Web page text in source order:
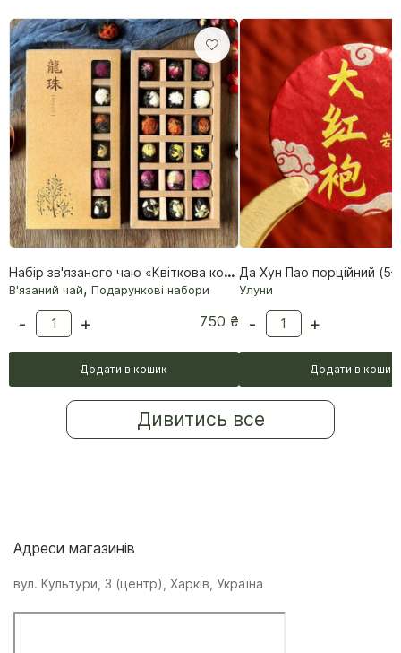
Набір зв'язаного чаю «Квіткова колекція» (18 кульок)
В'язаний чай, Подарункові набори
750 ₴
- +
Додати в кошик
Да Хун Пао порційний
Улуни
- +
Додати в кошик
Дивитись все
Адреси магазинів
вул. Культури, 3 (центр), Харків, Україна